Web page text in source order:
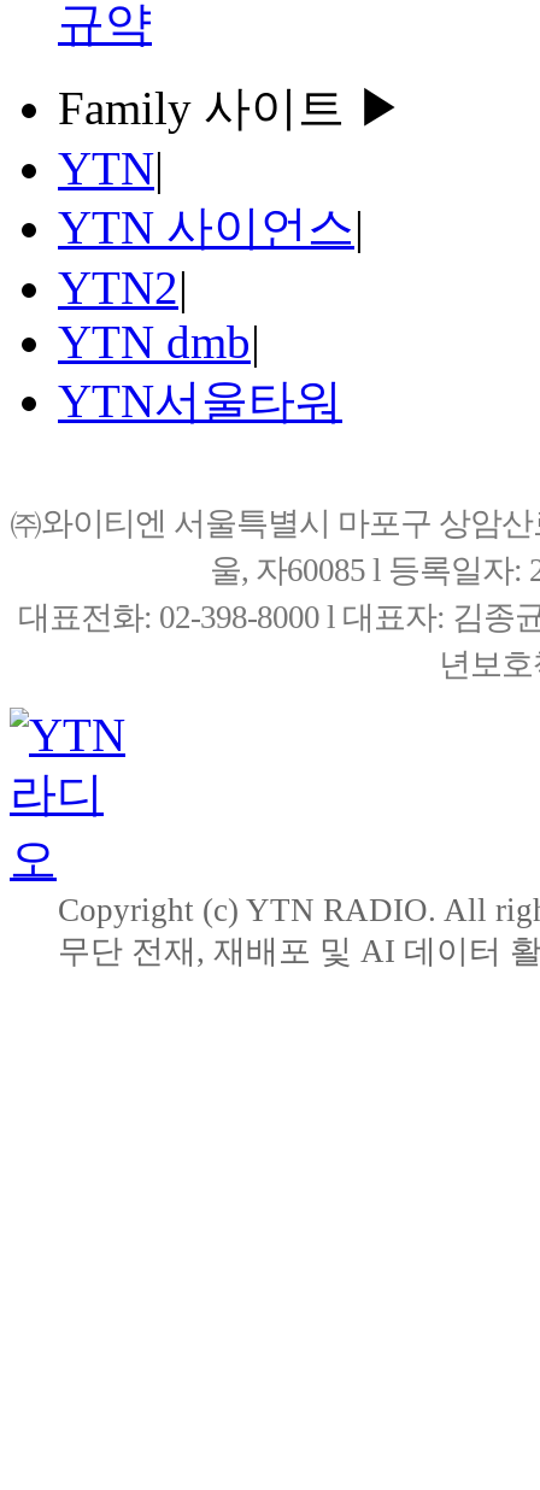
규약
Family 사이트 ▶
YTN|
YTN 사이언스|
YTN2|
YTN dmb|
YTN서울타워
㈜와이티엔 서울특별시 마포구 상암
울, 자60085 l 등록일자:
대표전화: 02-398-8000 l 대표자: 김종
년보
Copyright (c) YTN RADIO. All
무단 전재, 재배포 및 AI 데이터